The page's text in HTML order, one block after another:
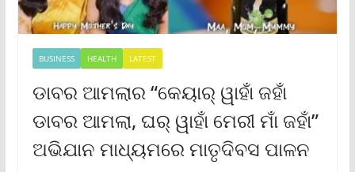
BUSINESS HEALTH LATEST
ଡାବର ଆମଲାର “କେୟାର୍ ୱାହାଁ ଜହାଁ
ଡାବର ଆମଲା, ଘର୍ ୱାହାଁ ମେରୀ ମାଁ ଜହାଁ”
ଅଭିଯାନ ମାଧ୍ୟମରେ ମାତୃଦିବସ ପାଳନ